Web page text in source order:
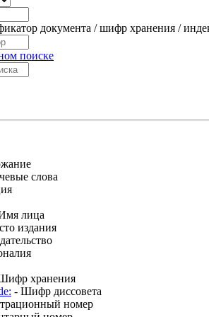
документа / шифр хранения /
поиске
слова
лица
издания
хранения
- Шифр диссовета
номер